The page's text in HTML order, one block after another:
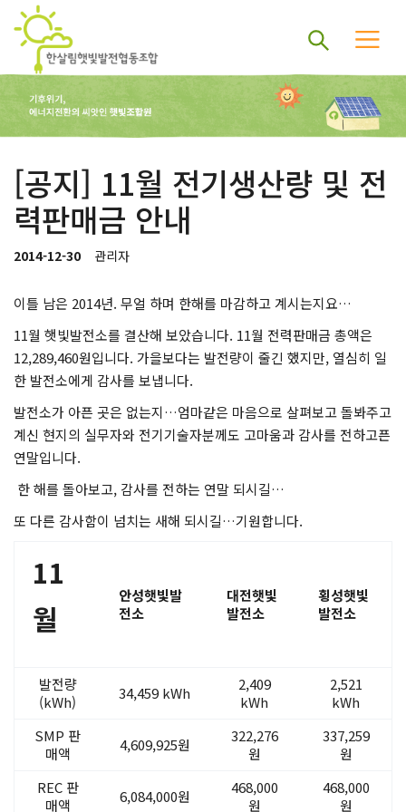
[공지] 11월 전기생산량 및 전
력판매금 안내
2014-12-30 관리자
이틀 남은 2014년. 무얼 하며 한해를 마감하고 계시는지요…
11월 햇빛발전소를 결산해 보았습니다. 11월 전력판매금 총액은
12,289,460원입니다. 가을보다는 발전량이 줄긴 했지만, 열심히 일
한 발전소에게 감사를 보냅니다.
발전소가 아픈 곳은 없는지…엄마같은 마음으로 살펴보고 돌봐주고
계신 현지의 실무자와 전기기술자분께도 고마움과 감사를 전하고픈
연말입니다.
한 해를 돌아보고, 감사를 전하는 연말 되시길…
또 다른 감사함이 넘치는 새해 되시길…기원합니다.
11
월
안성햇빛발
전소
대전햇빛
발전소
횡성햇빛
발전소
발전량
(kWh)
34,459 kWh
2,409
kWh
2,521
kWh
SMP 판
매액
4,609,925원
322,276
원
337,259
원
REC 판
매액
6,084,000원
468,000
원
468,000
원